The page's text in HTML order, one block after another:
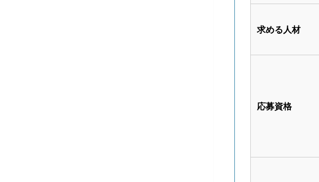
求める人材
応募資格